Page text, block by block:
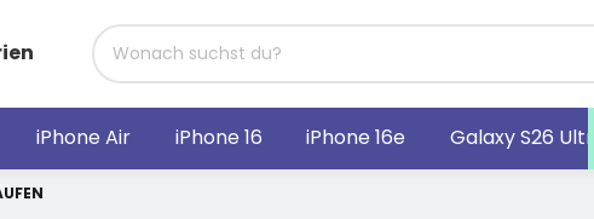
iPhone Air iPhone 16 iPhone 16e Galaxy S26 Ultra